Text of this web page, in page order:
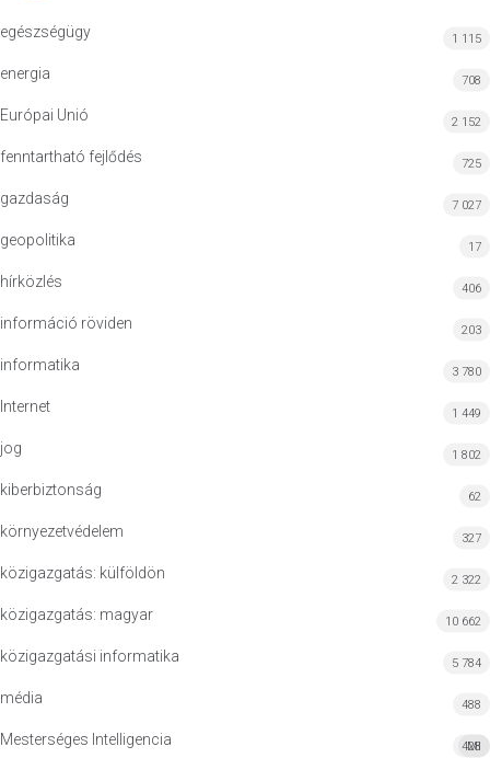
egészségügy 1 115
energia 708
Európai Unió 2 152
fenntartható fejlődés 725
gazdaság 7 027
geopolitika 17
hírközlés 406
információ röviden 203
informatika 3 780
Internet 1 449
jog 1 802
kiberbiztonság 62
környezetvédelem 327
közigazgatás: külföldön 2 322
közigazgatás: magyar 10 662
közigazgatási informatika 5 784
média 488
Mesterséges Intelligencia MI
428